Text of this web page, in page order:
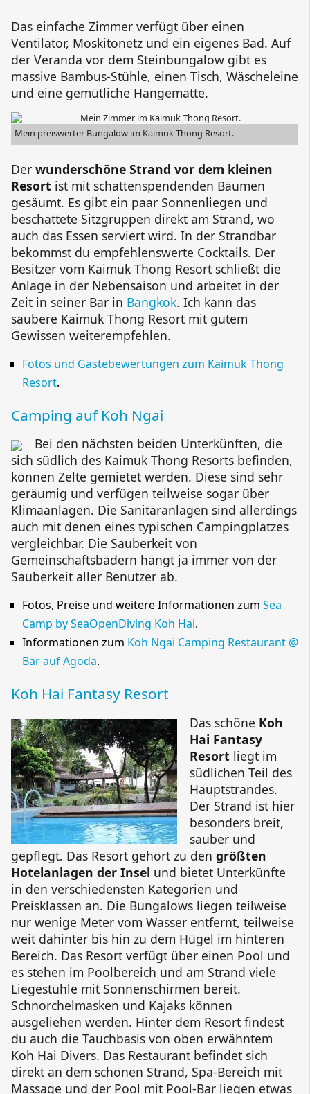
Das einfache Zimmer verfügt über einen
Ventilator, Moskitonetz und ein eigenes Bad. Auf
der Veranda vor dem Steinbungalow gibt es
massive Bambus-Stühle, einen Tisch, Wäscheleine
und eine gemütliche Hängematte.
Mein preiswerter Bungalow im Kaimuk Thong Resort.
Der wunderschöne Strand vor dem kleinen
Resort ist mit schattenspendenden Bäumen
gesäumt. Es gibt ein paar Sonnenliegen und
beschattete Sitzgruppen direkt am Strand, wo
auch das Essen serviert wird. In der Strandbar
bekommst du empfehlenswerte Cocktails. Der
Besitzer vom Kaimuk Thong Resort schließt die
Anlage in der Nebensaison und arbeitet in der
Zeit in seiner Bar in Bangkok. Ich kann das
saubere Kaimuk Thong Resort mit gutem
Gewissen weiterempfehlen.
Fotos und Gästebewertungen zum Kaimuk Thong
Resort.
Camping auf Koh Ngai
Bei den nächsten beiden Unterkünften, die
sich südlich des Kaimuk Thong Resorts befinden,
können Zelte gemietet werden. Diese sind sehr
geräumig und verfügen teilweise sogar über
Klimaanlagen. Die Sanitäranlagen sind allerdings
auch mit denen eines typischen Campingplatzes
vergleichbar. Die Sauberkeit von
Gemeinschaftsbädern hängt ja immer von der
Sauberkeit aller Benutzer ab.
Fotos, Preise und weitere Informationen zum Sea
Camp by SeaOpenDiving Koh Hai.
Informationen zum Koh Ngai Camping Restaurant @
Barauf Agoda.
Koh Hai Fantasy Resort
Das schöne Koh
Hai Fantasy
Resort liegt im
südlichen Teil des
Hauptstrandes.
Der Strand ist hier
besonders breit,
sauber und
gepflegt. Das Resort gehört zu den größten
Hotelanlagen der Insel und bietet Unterkünfte
in den verschiedensten Kategorien und
Preisklassen an. Die Bungalows liegen teilweise
nur wenige Meter vom Wasser entfernt, teilweise
weit dahinter bis hin zu dem Hügel im hinteren
Bereich. Das Resort verfügt über einen Pool und
es stehen im Poolbereich und am Strand viele
Liegestühle mit Sonnenschirmen bereit.
Schnorchelmasken und Kajaks können
ausgeliehen werden. Hinter dem Resort findest
du auch die Tauchbasis von oben erwähntem
Koh Hai Divers. Das Restaurant befindet sich
direkt an dem schönen Strand, Spa-Bereich mit
Massage und der Pool mit Pool-Bar liegen etwas